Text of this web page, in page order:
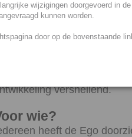
Ego doorzien
spel van het
door onbewuste
versnellend.
wie?
heeft de Ego
wijzigingen doorgevoerd in
kunnen worden.
door op de bovenstaande